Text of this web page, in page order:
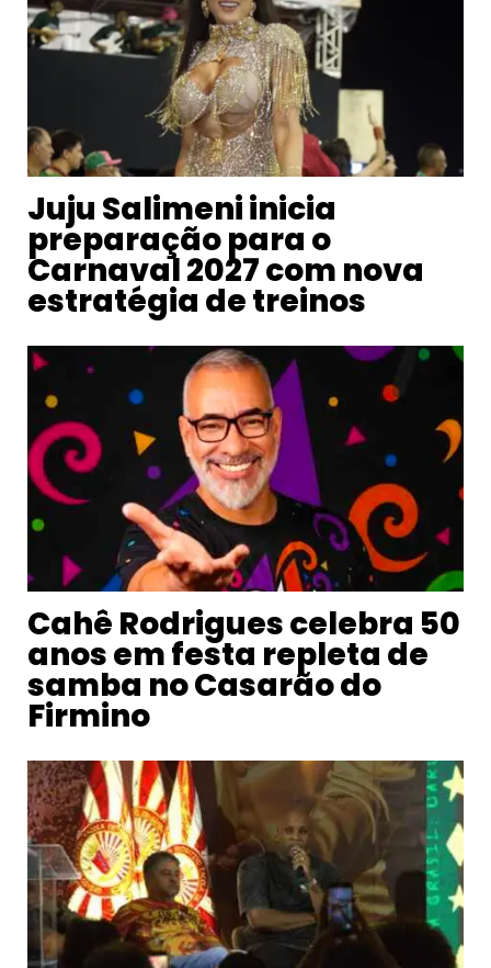
Juju Salimeni inicia
preparação para o
Carnaval 2027 com nova
estratégia de treinos
Cahê Rodrigues celebra 50
anos em festa repleta de
samba no Casarão do
Firmino